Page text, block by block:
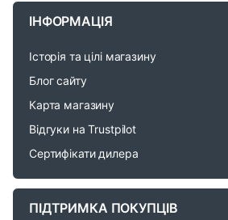
C
ІНФОРМАЦІЯ
Історія та цілі магазину
Блог сайту
Карта магазину
Відгуки на Trustpilot
Сертифікати дилера
ПІДТРИМКА ПОКУПЦІВ